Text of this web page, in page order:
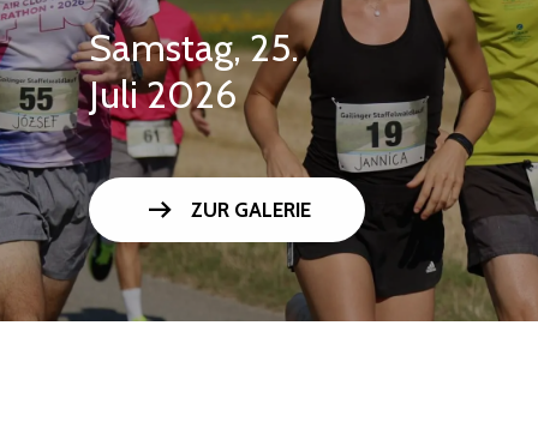
Samstag, 25.
Juli 2026
arrow_right_alt ZUR GALERIE